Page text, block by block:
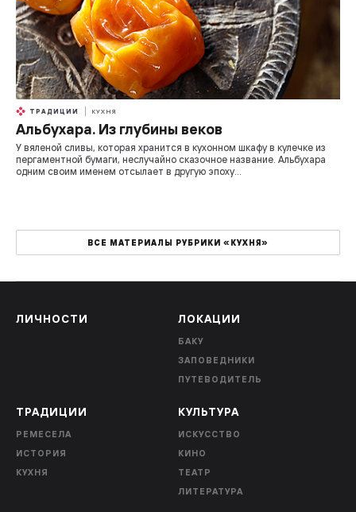
ТРАДИЦИИ КУХНЯ
Альбухара. Из глубины веков
У вяленой сливы, которая хранится в кухонном шкафу в кулечке из
пергаментной бумаги, неслучайно сказочное название. Альбухара
одним своим именем отсылает в другую эпоху...
ВСЕ МАТЕРИАЛЫ РУБРИКИ «КУХНЯ»
ЛИЧНОСТИ ЛОКАЦИИ
БАКУ
ЗАПОВЕДНИКИ
ПУТЕВОДИТЕЛЬ
ТРАДИЦИИ
РЕМЕСЕЛА
ИСТОРИЯ
КУХНЯ
КУЛЬТУРА
ИСКУССТВО
КИНО
ТЕАТР
ЛИТЕРАТУРА